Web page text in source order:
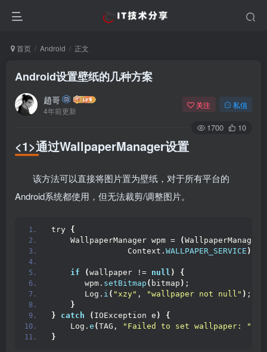
首页 Android 正文
Android设置壁纸的几种方案
趙哥
4年前更新
关注 私信
1700 10
<1>通过WallpaperManager设置
该方法可以直接将图片置为壁纸，对于所有平台的
Android系统都使用，但无法裁剪/调整图片。
try {
    WallpaperManager wpm =
(WallpaperManager
                Context.
WALLPAPER_SERVICE )
if (wallpaper != null )
{
       wpm.
setBitmap ( bitmap ) ;
       Log.
i ( "xzy" , "wallpaper not null" ) ;
}
}
catch ( IOException e )
{
    Log.
e (TAG, "Failed to set wallpaper: "
}